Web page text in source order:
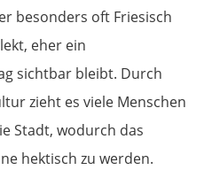
besonders oft Friesisch
eher ein
sichtbar bleibt. Durch
zieht es viele Menschen
Stadt, wodurch das
hektisch zu werden.